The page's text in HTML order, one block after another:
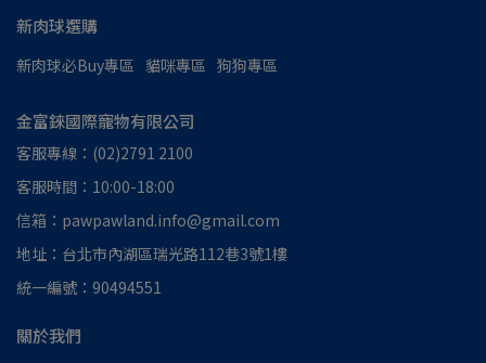
新肉球選購
新肉球必Buy專區 貓咪專區 狗狗專區
金富錸國際寵物有限公司
客服專線：(02)2791 2100
客服時間：10:00-18:00
信箱：pawpawland.info@gmail.com
地址：台北市內湖區瑞光路112巷3號1樓
統一編號：90494551
關於我們